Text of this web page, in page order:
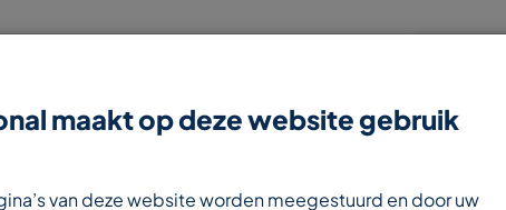
maakt op deze website gebruik
van deze website worden meegestuurd en door uw